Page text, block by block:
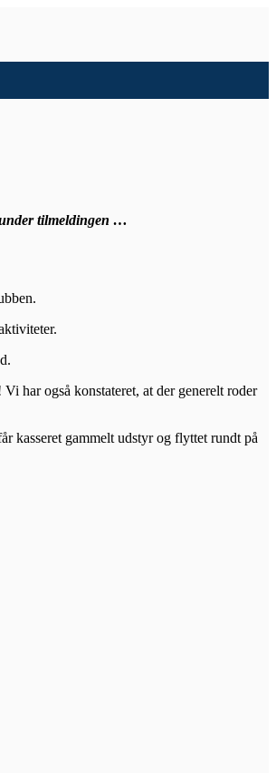
tilmeldingen …
har også konstateret, at der generelt roder
kasseret gammelt udstyr og flyttet rundt på